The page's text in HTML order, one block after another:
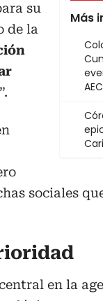
Más
AEC
su
de la
”.
sociales
en la